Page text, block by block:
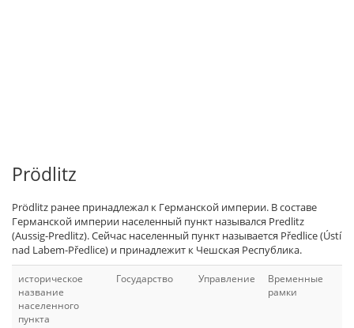
Prödlitz
Prödlitz ранее принадлежал к Германской империи. В составе
Германской империи населенный пункт назывался Predlitz
(Aussig-Predlitz). Сейчас населенный пункт называется Předlice (Ústí
nad Labem-Předlice) и принадлежит к Чешская Республика.
историческое
название
населенного
пункта
Государство Управление
Временные
рамки